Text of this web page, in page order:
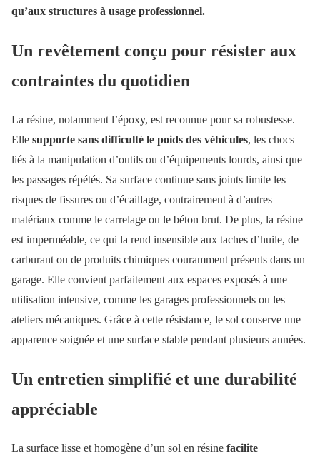
qu’aux structures à usage professionnel.
Un revêtement conçu pour résister aux
contraintes du quotidien
La résine, notamment l’époxy, est reconnue pour sa robustesse.
Elle supporte sans difficulté le poids des véhicules, les chocs
liés à la manipulation d’outils ou d’équipements lourds, ainsi que
les passages répétés. Sa surface continue sans joints limite les
risques de fissures ou d’écaillage, contrairement à d’autres
matériaux comme le carrelage ou le béton brut. De plus, la résine
est imperméable, ce qui la rend insensible aux taches d’huile, de
carburant ou de produits chimiques couramment présents dans un
garage. Elle convient parfaitement aux espaces exposés à une
utilisation intensive, comme les garages professionnels ou les
ateliers mécaniques. Grâce à cette résistance, le sol conserve une
apparence soignée et une surface stable pendant plusieurs années.
Un entretien simplifié et une durabilité
appréciable
La surface lisse et homogène d’un sol en résine facilite